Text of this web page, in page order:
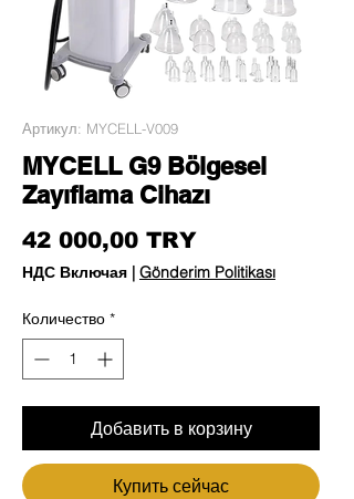
Артикул: MYCELL-V009
MYCELL G9 Bölgesel
Zayıflama Cihazı
42 000,00 TRYЦена
НДС Включая | Gönderim Politikası
Количество *
Добавить в корзину
Купить сейчас